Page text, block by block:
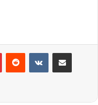
PinterestReddit VKontakteTeile per E-Mail